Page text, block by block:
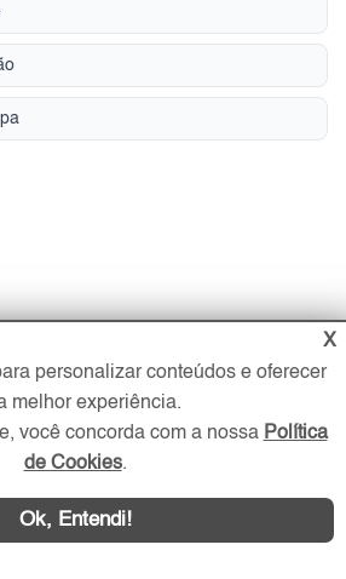
X
personalizar conteúdos e oferecer
melhor experiência.
você concorda com a nossa Política
de Cookies.
Ok, Entendi!